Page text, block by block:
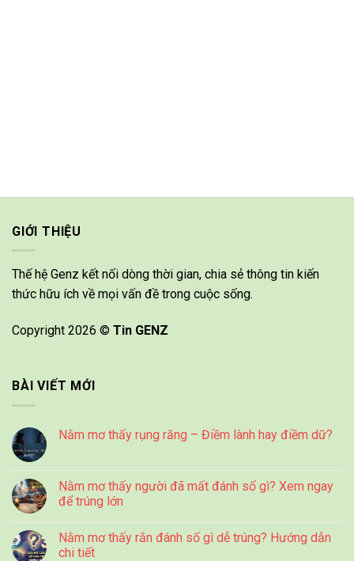
GIỚI THIỆU
Thế hệ Genz kết nối dòng thời gian, chia sẻ thông tin kiến
thức hữu ích về mọi vấn đề trong cuộc sống.
Copyright 2026 © Tin GENZ
BÀI VIẾT MỚI
Nằm mơ thấy rụng răng – Điềm lành hay điềm dữ?
Nằm mơ thấy người đã mất đánh số gì? Xem ngay
để trúng lớn
Nằm mơ thấy rắn đánh số gì dễ trúng? Hướng dẫn
chi tiết